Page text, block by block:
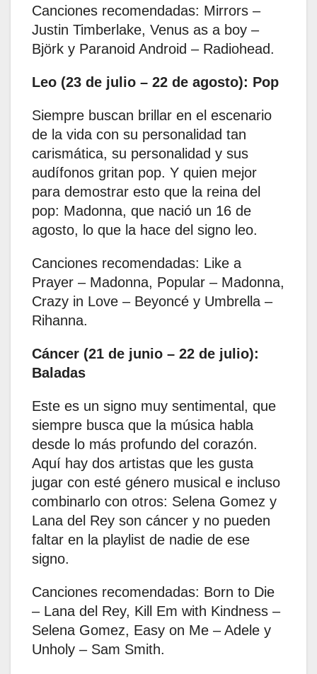
Canciones recomendadas: Mirrors –
Justin Timberlake, Venus as a boy –
Björk y Paranoid Android – Radiohead.
Leo (23 de julio – 22 de agosto): Pop
Siempre buscan brillar en el escenario
de la vida con su personalidad tan
carismática, su personalidad y sus
audífonos gritan pop. Y quien mejor
para demostrar esto que la reina del
pop: Madonna, que nació un 16 de
agosto, lo que la hace del signo leo. ​
Canciones recomendadas: Like a
Prayer – Madonna, Popular – Madonna,
Crazy in Love – Beyoncé y Umbrella –
Rihanna.
Cáncer (21 de junio – 22 de julio):
Baladas
Este es un signo muy sentimental, que
siempre busca que la música habla
desde lo más profundo del corazón.
Aquí hay dos artistas que les gusta
jugar con esté género musical e incluso
combinarlo con otros: Selena Gomez y
Lana del Rey son cáncer y no pueden
faltar en la playlist de nadie de ese
signo. ​
Canciones recomendadas: Born to Die
– Lana del Rey, Kill Em with Kindness –
Selena Gomez, Easy on Me – Adele y
Unholy – Sam Smith.